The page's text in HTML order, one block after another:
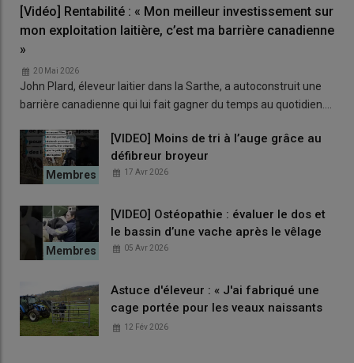
[Vidéo] Rentabilité : « Mon meilleur investissement sur
mon exploitation laitière, c’est ma barrière canadienne
»
20 Mai 2026
John Plard, éleveur laitier dans la Sarthe, a autoconstruit une
barrière canadienne qui lui fait gagner du temps au quotidien.…
[VIDEO] Moins de tri à l’auge grâce au
défibreur broyeur
17 Avr 2026
[VIDEO] Ostéopathie : évaluer le dos et
le bassin d’une vache après le vêlage
05 Avr 2026
Astuce d'éleveur : « J'ai fabriqué une
cage portée pour les veaux naissants
en plein air »
12 Fév 2026